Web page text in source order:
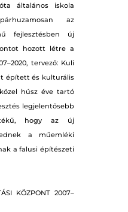
általános iskola
az
fejlesztésben új
hozott létre a
tervező: Kuli
épített és kulturális
húsz éve tartó
legjelentősebb
hogy az új
a műemléki
a falusi építészeti
KÖZPONT 2007–